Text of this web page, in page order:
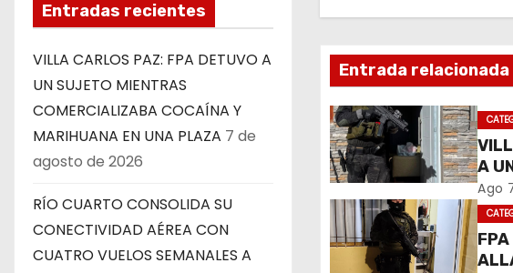
Entradas recientes
VILLA CARLOS PAZ: FPA DETUVO A
UN SUJETO MIENTRAS
COMERCIALIZABA COCAÍNA Y
MARIHUANA EN UNA PLAZA 7 de
agosto de 2026
RÍO CUARTO CONSOLIDA SU
CONECTIVIDAD AÉREA CON
CUATRO VUELOS SEMANALES A
c
i
ó
n
d
e
Entrada relacionada
A
Ago